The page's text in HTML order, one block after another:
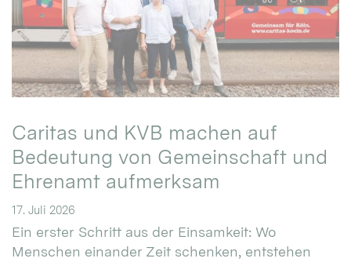
Caritas und KVB machen auf
Bedeutung von Gemeinschaft und
Ehrenamt aufmerksam
17. Juli 2026
Ein erster Schritt aus der Einsamkeit: Wo
Menschen einander Zeit schenken, entstehen